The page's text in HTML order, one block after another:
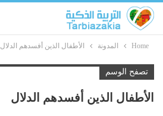
Home المدونة الأطفال الذين أفسدهم الدلال
تصفح الوسم
الأطفال الذين أفسدهم الدلال